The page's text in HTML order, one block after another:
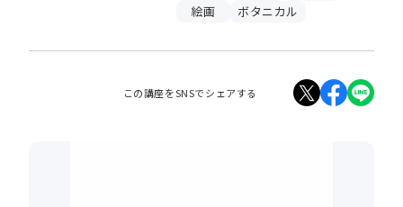
絵画
ボタニカル
この講座をSNSでシェアする